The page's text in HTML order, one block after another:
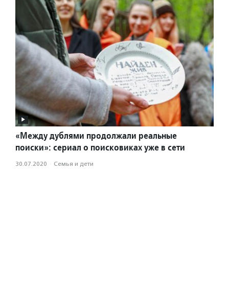
«Между дублями продолжали реальные
поиски»: сериал о поисковиках уже в сети
30.07.2020 · Семья и дети